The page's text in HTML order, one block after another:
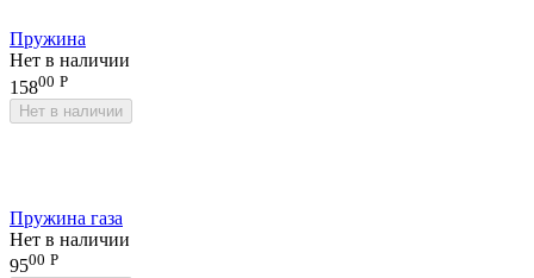
Пружина
Нет в наличии
15800 Р
Нет в наличии
Пружина газа
Нет в наличии
9500 Р